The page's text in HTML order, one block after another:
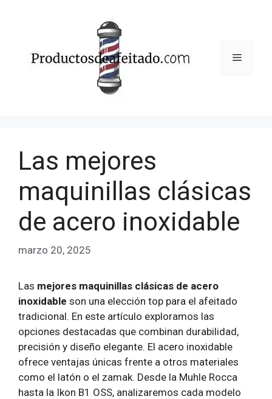
Menú
Las mejores
maquinillas clásicas
de acero inoxidable
marzo 20, 2025
Las mejores maquinillas clásicas de acero
inoxidable son una elección top para el afeitado
tradicional. En este artículo exploramos las
opciones destacadas que combinan durabilidad,
precisión y diseño elegante. El acero inoxidable
ofrece ventajas únicas frente a otros materiales
como el latón o el zamak. Desde la Muhle Rocca
hasta la Ikon B1 OSS, analizaremos cada modelo